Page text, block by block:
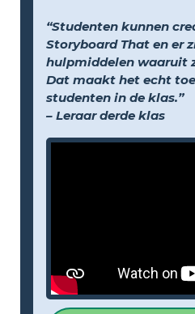
“Studenten kunnen
Storyboard That en er
hulpmiddelen waaruit
Dat maakt het echt
studenten in de klas.”
– Leraar derde klas